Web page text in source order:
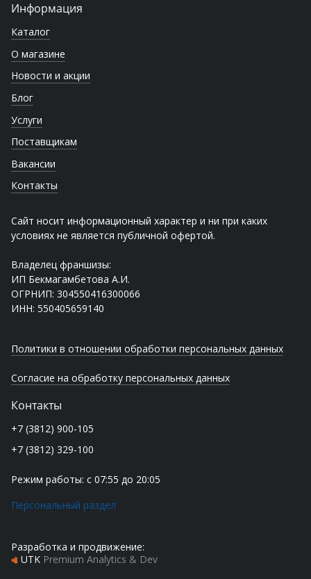
Информация
Каталог
О магазине
Новости и акции
Блог
Услуги
Поставщикам
Вакансии
Контакты
Сайт носит информационный характер и ни при каких
условиях не является публичной офертой.
Владелец франшизы:
ИП Бекмагамбетова А.И.
ОГРНИП: 304550416300066
ИНН: 550405659140
Политики в отношении обработки персональных данных
Согласие на обработку персональных данных
Контакты
+7 (3812) 900-105
+7 (3812) 329-100
Режим работы: с 07:55 до 20:05
Персональный раздел
Разработка и продвижение:
UTK Premium Analytics & Dev